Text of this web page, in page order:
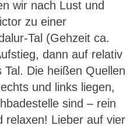
wir nach Lust und
zu einer
Tal (Gehzeit ca.
dann auf relativ
Die heißen Quellen
und links liegen,
sind – rein
relaxen! Lieber auf vier